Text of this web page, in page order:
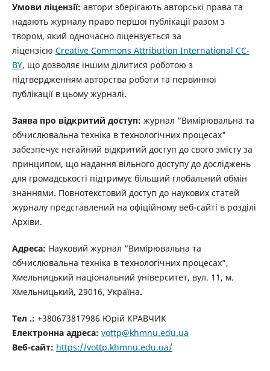
Умови ліцензії: автори зберігають авторські права та
надають журналу право першої публікації разом з
твором, який одночасно ліцензується за
ліцензією Creative Commons Attribution International CC-
BY, що дозволяє іншим ділитися роботою з
підтвердженням авторства роботи та первинної
публікації в цьому журналі.
Заява про відкритий доступ: журнал "Вимірювальна та
обчислювальна техніка в технологічних процесах"
забезпечує негайний відкритий доступ до свого змісту за
принципом, що надання вільного доступу до досліджень
для громадськості підтримує більший глобальний обмін
знаннями. Повнотекстовий доступ до наукових статей
журналу представлений на офіційному веб-сайті в розділі
Архіви.
Адреса: Науковий журнал “Вимірювальна та
обчислювальна техніка в технологічних процесах”,
Хмельницький національний університет, вул. 11, м.
Хмельницький, 29016, Україна.
Тел .: +380673817986 Юрій КРАВЧИК
Електронна адреса: vottp@khmnu.edu.ua
Веб-сайт: https://vottp.khmnu.edu.ua/